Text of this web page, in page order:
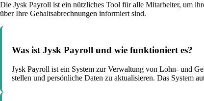
Die Jysk Payroll ist ein nützliches Tool für alle Mitarbeiter, um
über Ihre Gehaltsabrechnungen informiert sind.
Was ist Jysk Payroll und wie funktioniert es?
Jysk Payroll ist ein System zur Verwaltung von Lohn- und
stellen und persönliche Daten zu aktualisieren. Das System